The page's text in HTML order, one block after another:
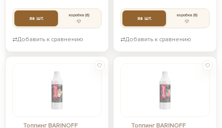
за шт. коробка(6)
⇄Добавить к сравнению
за шт. коробка(6)
⇄Добавить к сравнению
Топпинг BARINOFF Топпинг BARINOFF